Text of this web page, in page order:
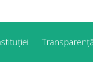
Transparență